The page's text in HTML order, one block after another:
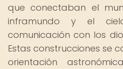
que conectaban el
inframundo y el
comunicación con los
Estas construcciones se
orientación